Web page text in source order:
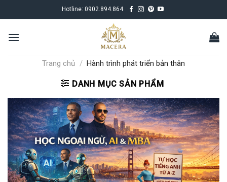
to
Hotline: 0902.894.864
Trang chủ / Hành trình phát triển bản thân
DANH MỤC SẢN PHẨM